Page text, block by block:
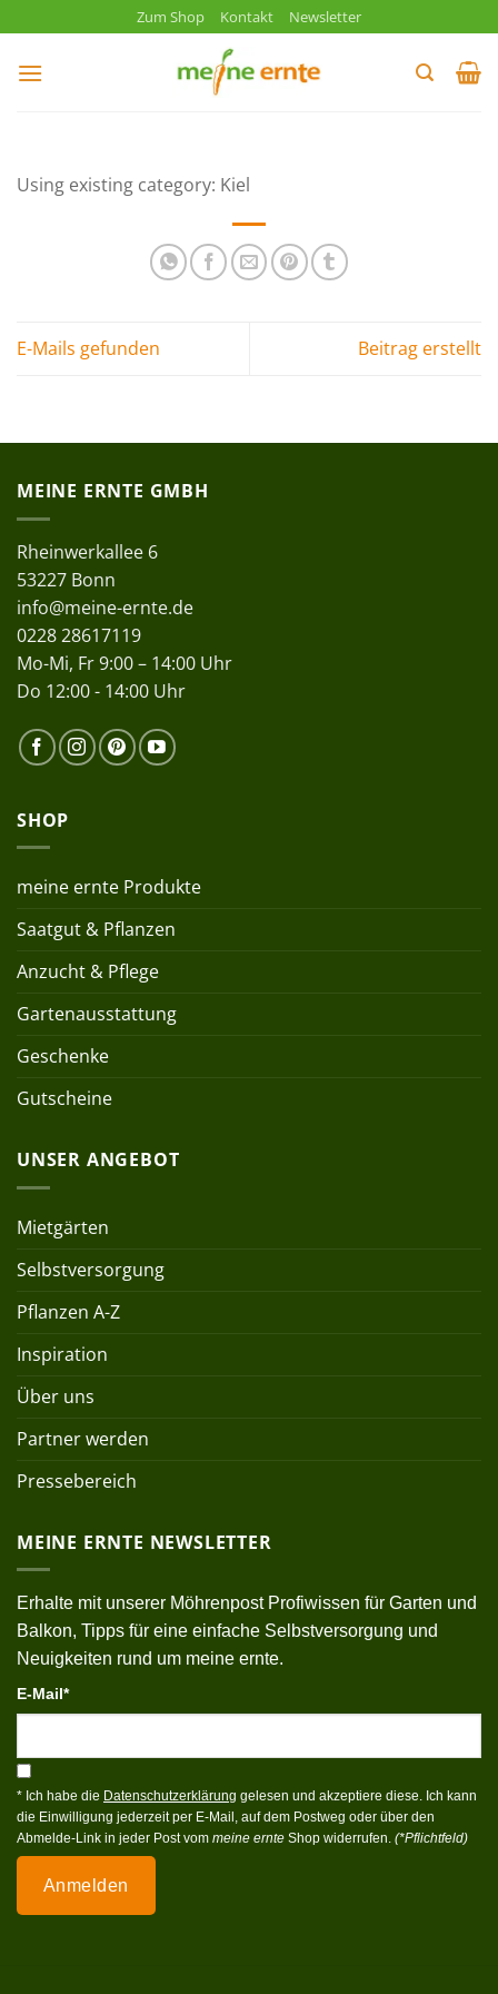
Inhalt
springen
Zum Shop Kontakt Newsletter
Using existing category: Kiel
E-Mails gefunden Beitrag erstellt
MEINE ERNTE GMBH
Rheinwerkallee 6
53227 Bonn
info@meine-ernte.de
0228 28617119
Mo-Mi, Fr 9:00 – 14:00 Uhr
Do 12:00 - 14:00 Uhr
SHOP
meine ernte Produkte
Saatgut & Pflanzen
Anzucht & Pflege
Gartenausstattung
Geschenke
Gutscheine
UNSER ANGEBOT
Mietgärten
Selbstversorgung
Pflanzen A-Z
Inspiration
Über uns
Partner werden
Pressebereich
MEINE ERNTE NEWSLETTER
Erhalte mit unserer Möhrenpost Profiwissen für Garten und
Balkon, Tipps für eine einfache Selbstversorgung und
Neuigkeiten rund um meine ernte.
E-Mail*
* Ich habe die Datenschutzerklärung gelesen und akzeptiere diese. Ich kann
die Einwilligung jederzeit per E-Mail, auf dem Postweg oder über den
Abmelde-Link in jeder Post vom meine ernte Shop widerrufen. (*Pflichtfeld)
Anmelden